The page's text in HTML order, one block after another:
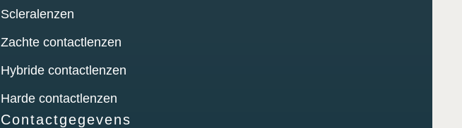
Scleralenzen
Zachte contactlenzen
Hybride contactlenzen
Harde contactlenzen
Contactgegevens